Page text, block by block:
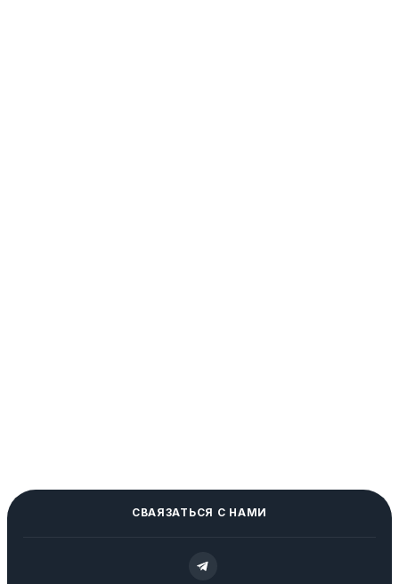
СВАЯЗАТЬСЯ С НАМИ